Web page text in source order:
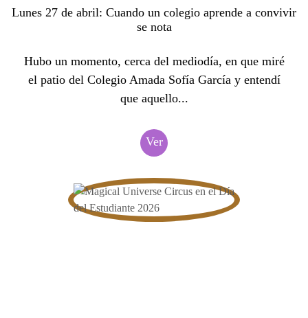
Lunes 27 de abril: Cuando un colegio aprende a convivir
se nota
Hubo un momento, cerca del mediodía, en que miré
el patio del Colegio Amada Sofía García y entendí
que aquello...
Ver